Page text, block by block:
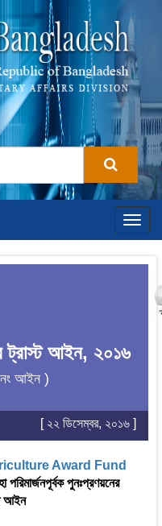
ট্রাস্ট আইন, ২০১৬
আইন )
[ ২২ ডিসেম্বর, ২০১৬ ]
Award Fund
পরিমার্জনপূর্বক পুনঃপ্রণয়নের
আইন